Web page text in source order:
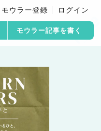
モウラー登録 ログイン
モウラー記事を書く